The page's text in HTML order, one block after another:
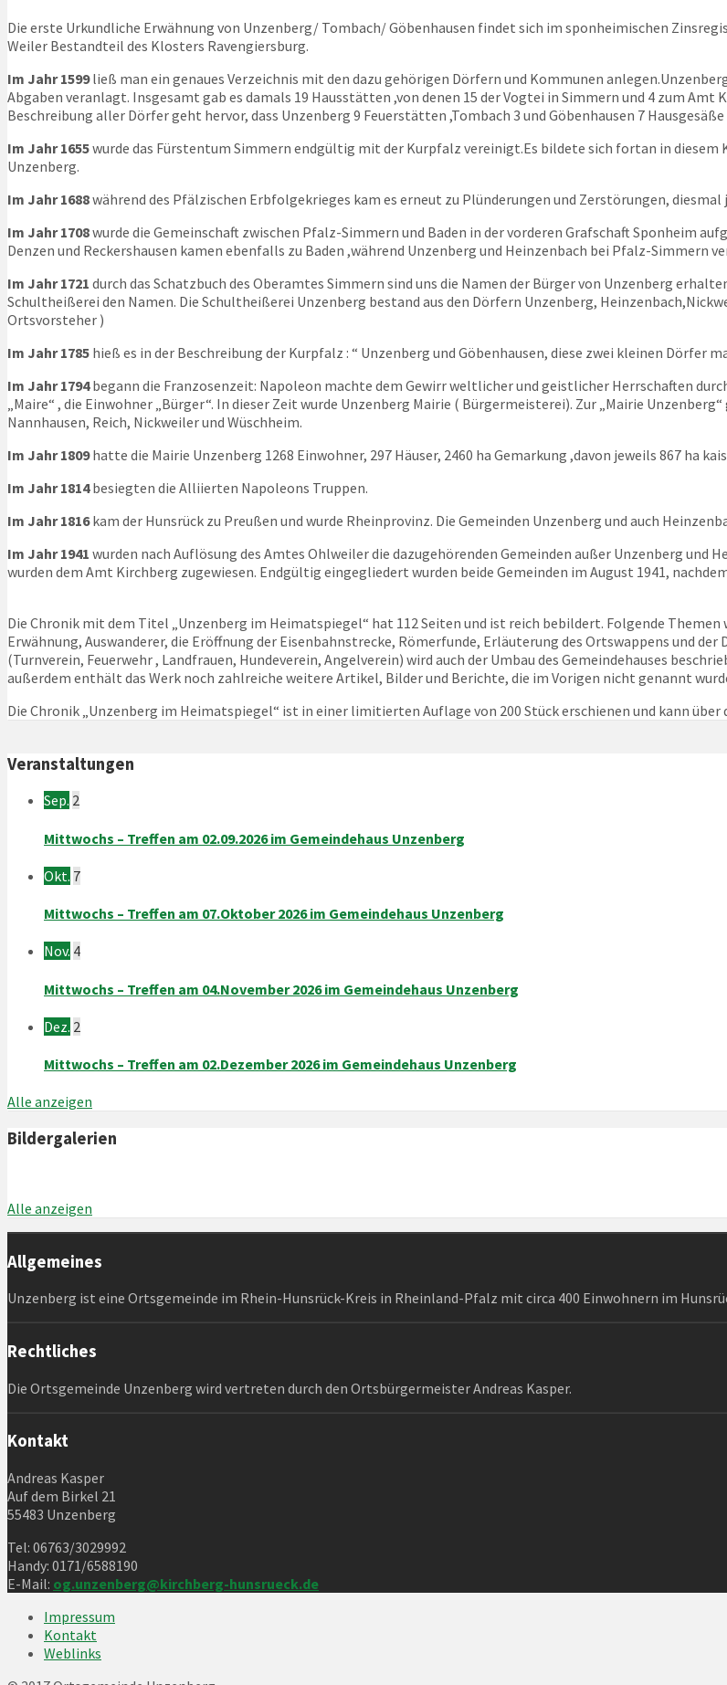
Die erste Urkundliche Erwähnung von Unzenberg/ Tombach/ Göbenhausen findet sich im sponheimischen
Weiler Bestandteil des Klosters Ravengiersburg.
Im Jahr 1599ließ man ein genaues Verzeichnis mit den dazu gehörigen Dörfern und Kommunen
Abgaben veranlagt. Insgesamt gab es damals 19 Hausstätten ,von denen 15 der Vogtei in Simmern und 4 zum
Beschreibung aller Dörfer geht hervor, dass Unzenberg 9 Feuerstätten ,Tombach 3 und Göbenhausen 7
Im Jahr 1655wurde das Fürstentum Simmern endgültig mit der Kurpfalz vereinigt.Es bildete sich fortan in
Unzenberg.
Im Jahr 1688während des Pfälzischen Erbfolgekrieges kam es erneut zu Plünderungen und Zerstörungen, diesmal
Im Jahr 1708wurde die Gemeinschaft zwischen Pfalz-Simmern und Baden in der vorderen Grafschaft Sponheim
Denzen und Reckershausen kamen ebenfalls zu Baden ,während Unzenberg und Heinzenbach bei Pfalz-Simmern
Im Jahr 1721 durch das Schatzbuch des Oberamtes Simmern sind uns die Namen der Bürger von Unzenberg
Schultheißerei den Namen. Die Schultheißerei Unzenberg bestand aus den Dörfern Unzenberg,
Ortsvorsteher )
Im Jahr 1785 hieß es in der Beschreibung der Kurpfalz : “ Unzenberg und Göbenhausen, diese zwei kleinen Dörfer
Im Jahr 1794begann die Franzosenzeit: Napoleon machte dem Gewirr weltlicher und geistlicher Herrschaften
„Maire“ , die Einwohner „Bürger“. In dieser Zeit wurde Unzenberg Mairie ( Bürgermeisterei). Zur „Mairie
Nannhausen, Reich, Nickweiler und Wüschheim.
Im Jahr 1809hatte die Mairie Unzenberg 1268 Einwohner, 297 Häuser, 2460 ha Gemarkung ,davon jeweils 867 ha
Im Jahr 1814besiegten die Alliierten Napoleons Truppen.
Im Jahr 1816kam der Hunsrück zu Preußen und wurde Rheinprovinz. Die Gemeinden Unzenberg und auch
Im Jahr 1941 wurden nach Auflösung des Amtes Ohlweiler die dazugehörenden Gemeinden außer Unzenberg und
wurden dem Amt Kirchberg zugewiesen. Endgültig eingegliedert wurden beide Gemeinden im August 1941,
Die Chronik mit dem Titel „Unzenberg im Heimatspiegel“ hat 112 Seiten und ist reich bebildert. Folgende
Erwähnung, Auswanderer, die Eröffnung der Eisenbahnstrecke, Römerfunde, Erläuterung des Ortswappens und
(Turnverein, Feuerwehr , Landfrauen, Hundeverein, Angelverein) wird auch der Umbau des Gemeindehauses
außerdem enthält das Werk noch zahlreiche weitere Artikel, Bilder und Berichte, die im Vorigen nicht genannt
Die Chronik „Unzenberg im Heimatspiegel“ ist in einer limitierten Auflage von 200 Stück erschienen und kann
Veranstaltungen
Sep. 2
Mittwochs – Treffen am 02.09.2026 im Gemeindehaus Unzenberg
Okt. 7
Mittwochs – Treffen am 07.Oktober 2026 im Gemeindehaus Unzenberg
Nov. 4
Mittwochs – Treffen am 04.November 2026 im Gemeindehaus Unzenberg
Dez. 2
Mittwochs – Treffen am 02.Dezember 2026 im Gemeindehaus Unzenberg
Alle anzeigen
Bildergalerien
Alle anzeigen
Allgemeines
Unzenberg ist eine Ortsgemeinde im Rhein-Hunsrück-Kreis in Rheinland-Pfalz mit circa 400 Einwohnern im
Rechtliches
Die Ortsgemeinde Unzenberg wird vertreten durch den Ortsbürgermeister Andreas Kasper.
Kontakt
Andreas Kasper
Auf dem Birkel 21
55483 Unzenberg
Tel: 06763/3029992
Handy: 0171/6588190
E-Mail: og.unzenberg@kirchberg-hunsrueck.de
Impressum
Kontakt
Weblinks